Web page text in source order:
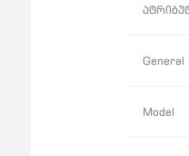
General
Model